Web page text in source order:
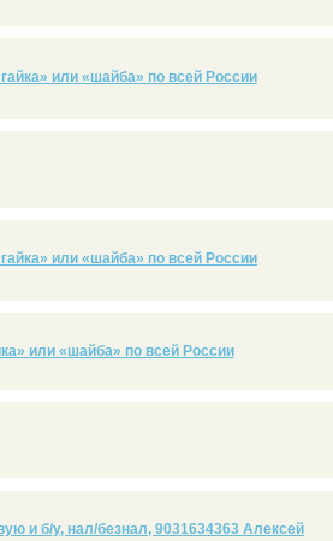
или «шайба» по всей России
или «шайба» по всей России
или «шайба» по всей России
и б/у, нал/безнал, 9031634363 Алексей